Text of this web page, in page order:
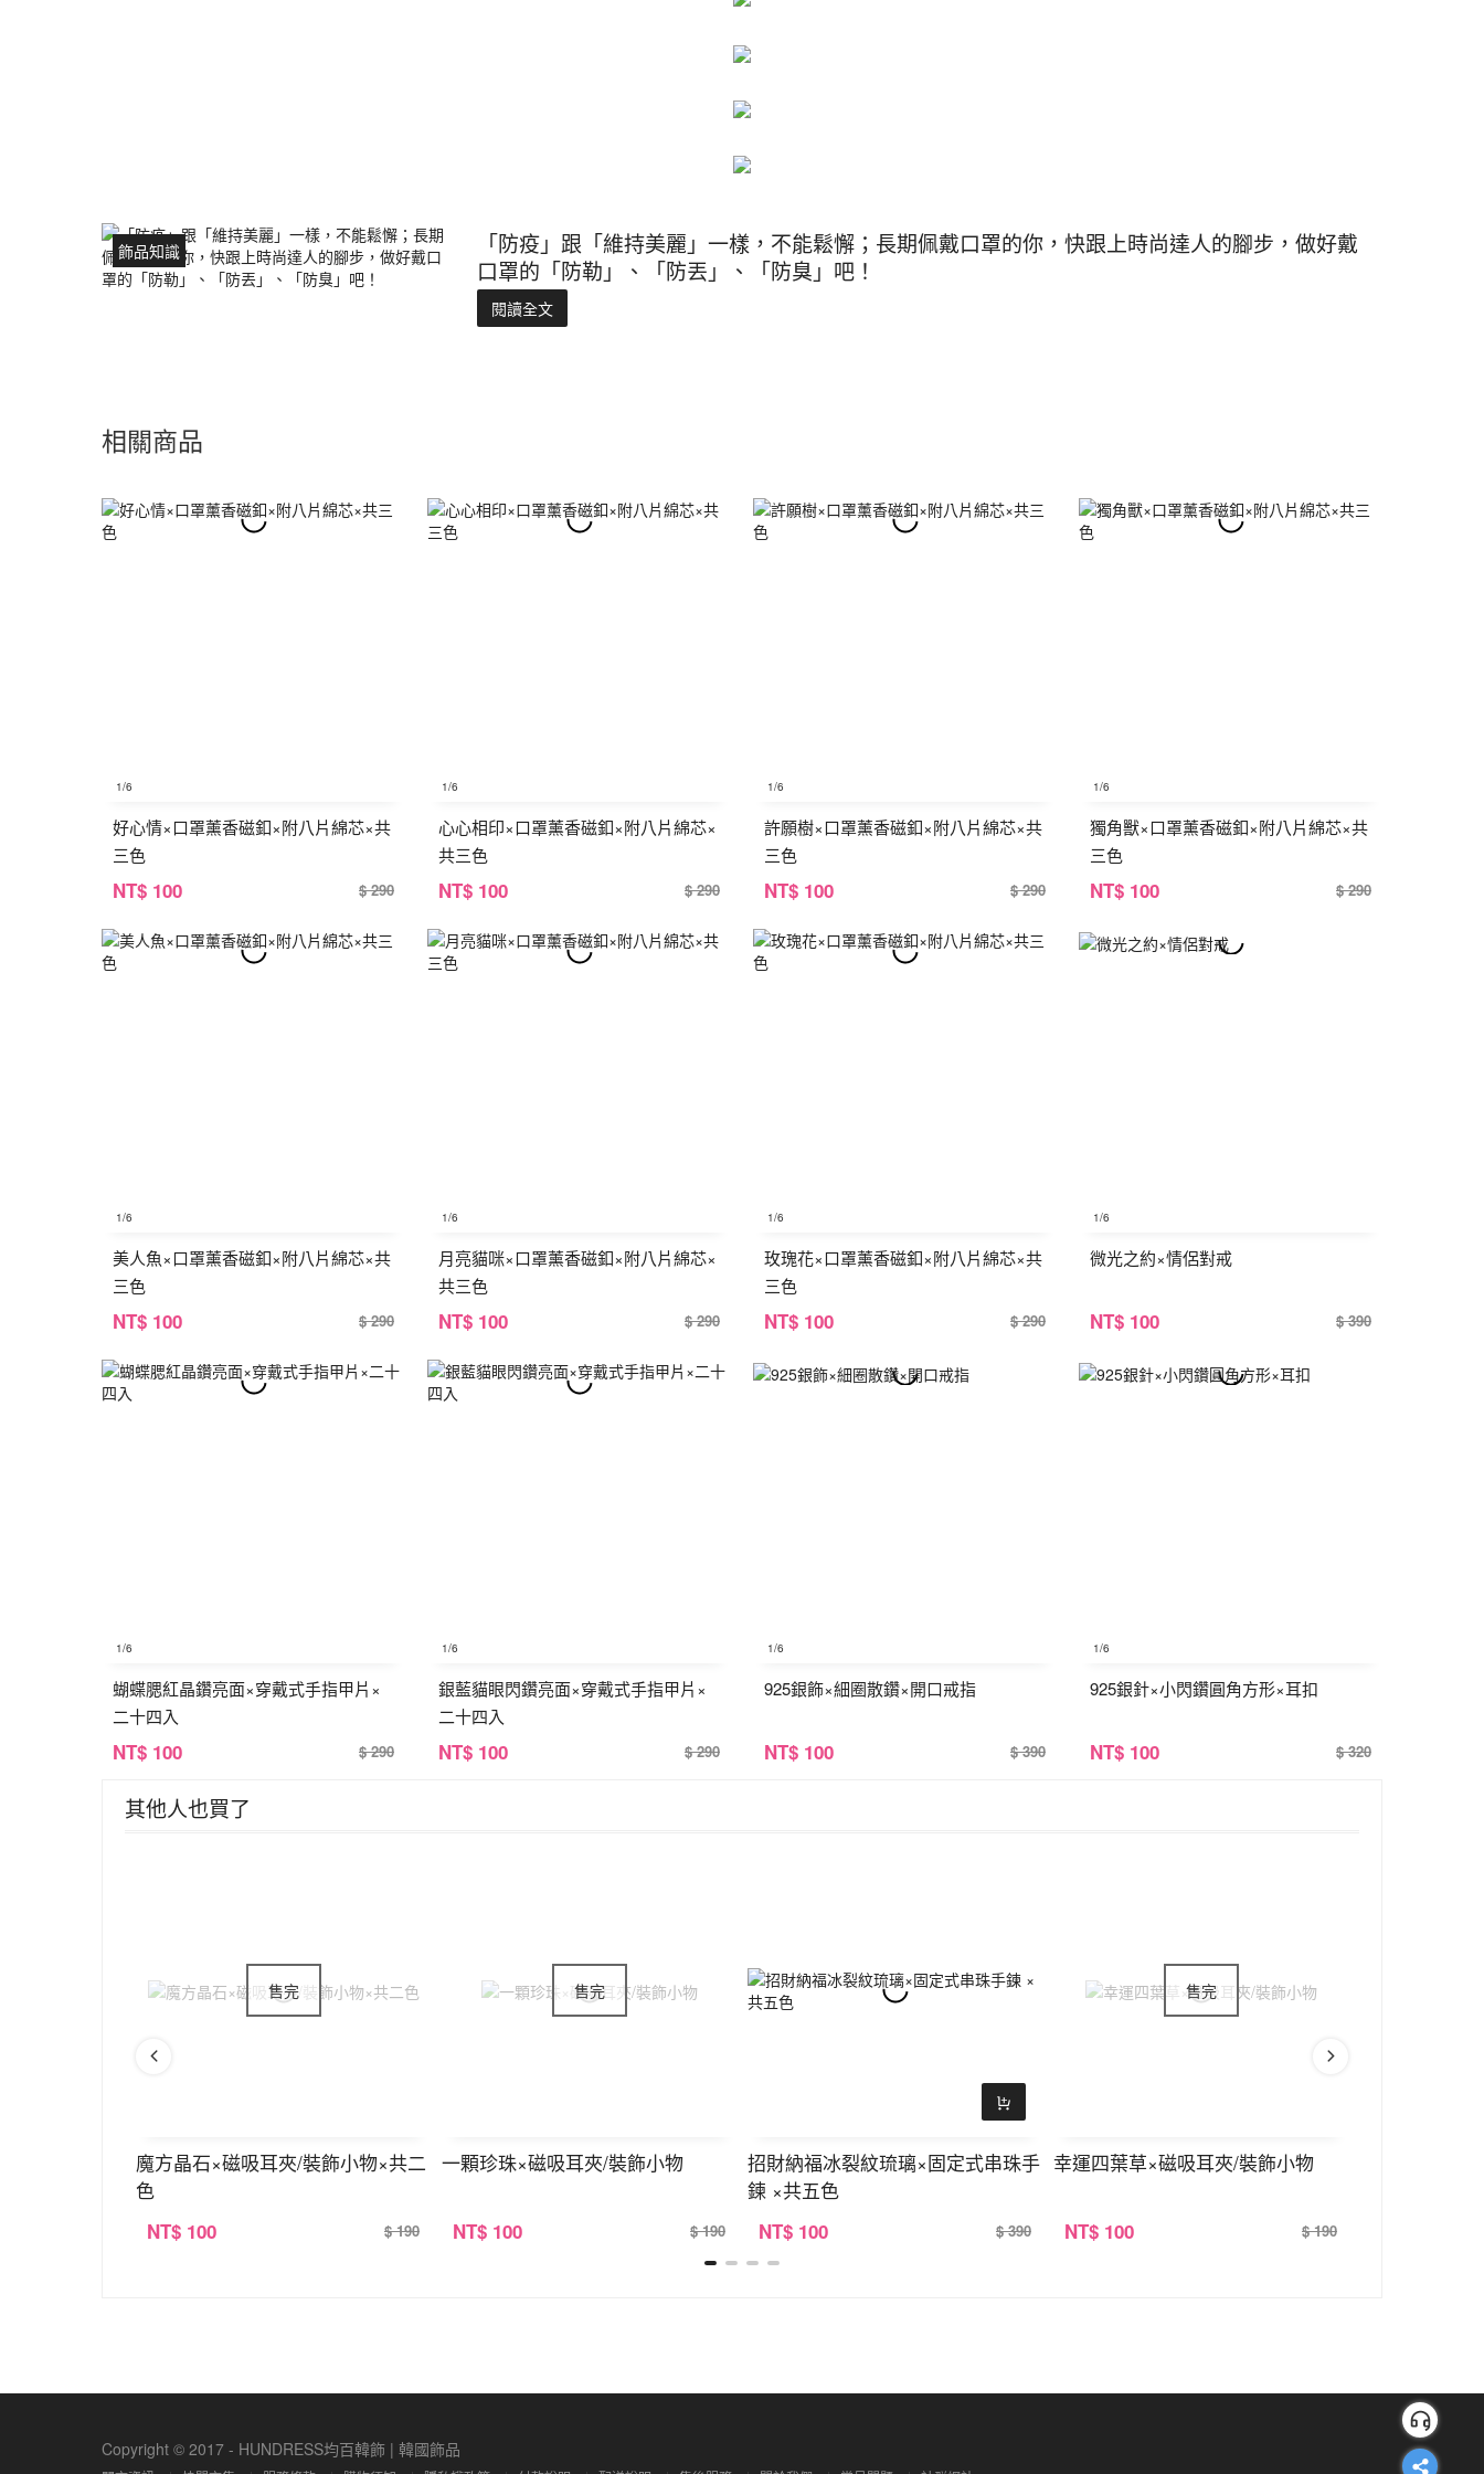
飾品知識
「防疫」跟「維持美麗」一樣，不能鬆懈；長期佩戴口罩的你，快跟上時尚達人的腳步，做好戴
口罩的「防勒」、「防丟」、「防臭」吧！
閱讀全文
相關商品
1/6
好心情×口罩薰香磁釦×附八片綿芯×共
三色
NT$ 100 $ 290
1/6
心心相印×口罩薰香磁釦×附八片綿芯×
共三色
NT$ 100 $ 290
1/6
許願樹×口罩薰香磁釦×附八片綿芯×共
三色
NT$ 100 $ 290
1/6
獨角獸×口罩薰香磁釦×附八片綿芯×共
三色
NT$ 100 $ 290
1/6
美人魚×口罩薰香磁釦×附八片綿芯×共
三色
NT$ 100 $ 290
1/6
月亮貓咪×口罩薰香磁釦×附八片綿芯×
共三色
NT$ 100 $ 290
1/6
玫瑰花×口罩薰香磁釦×附八片綿芯×共
三色
NT$ 100 $ 290
1/6
微光之約×情侶對戒
NT$ 100 $ 390
1/6
蝴蝶腮紅晶鑽亮面×穿戴式手指甲片×
二十四入
NT$ 100 $ 290
1/6
銀藍貓眼閃鑽亮面×穿戴式手指甲片×
二十四入
NT$ 100 $ 290
1/6
925銀飾×細圈散鑽×開口戒指
NT$ 100 $ 390
1/6
925銀針×小閃鑽圓角方形×耳扣
NT$ 100 $ 320
其他人也買了
魔方晶石×磁吸耳夾/裝飾小物×共二
色
NT$ 100 $ 190
一顆珍珠×磁吸耳夾/裝飾小物
NT$ 100 $ 190
招財納福冰裂紋琉璃×固定式串珠手
鍊 ×共五色
NT$ 100 $ 390
幸運四葉草×磁吸耳夾/裝飾小物
NT$ 100 $ 190
Copyright © 2017 - HUNDRESS均百韓飾 | 韓國飾品